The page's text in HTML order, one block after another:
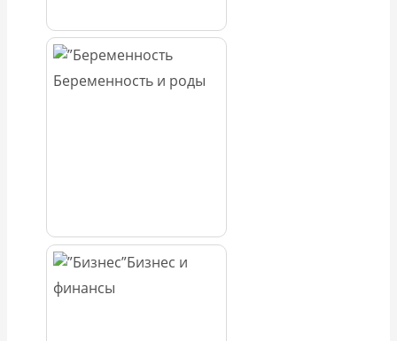
Беременность и роды
Бизнес и
финансы